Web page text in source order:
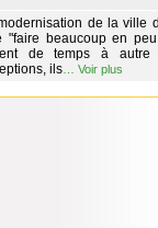
de la ville
"faire beaucoup en
de temps à autre
ils
Voir plus